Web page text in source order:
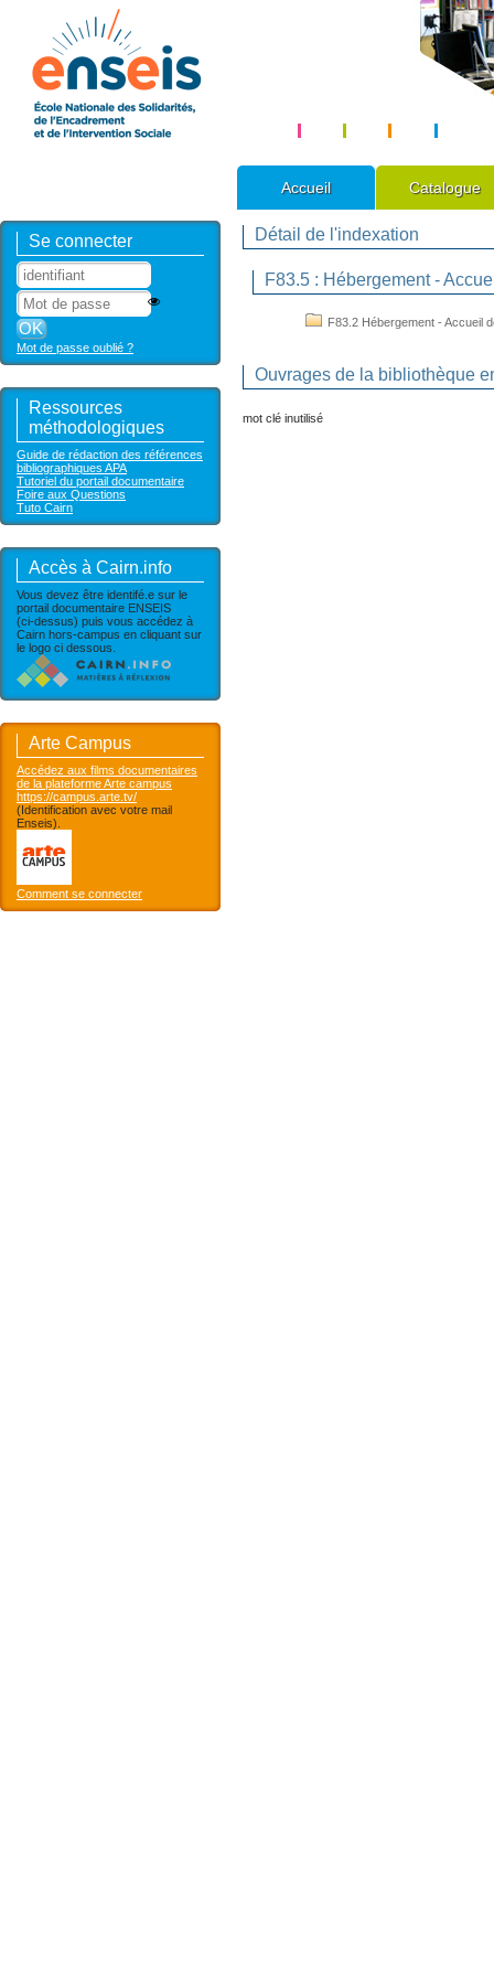
Accueil Catalogue
Se connecter
Mot de passe oublié ?
Ressources
méthodologiques
Guide de rédaction des références
bibliographiques APA
Tutoriel du portail documentaire
Foire aux Questions
Tuto Cairn
Accès à Cairn.info
Vous devez être identifé.e sur le
portail documentaire ENSEIS
(ci-dessus) puis vous accédez à
Cairn hors-campus en cliquant sur
le logo ci dessous.
Arte Campus
Accédez aux films documentaires
de la plateforme Arte campus
https://campus.arte.tv/
(Identification avec votre mail
Enseis).
Comment se connecter
Détail de l'indexation
F83.5 : Hébergement -
F83.2 Hébergement - Accueil
Ouvrages de la bibliothèque
mot clé inutilisé